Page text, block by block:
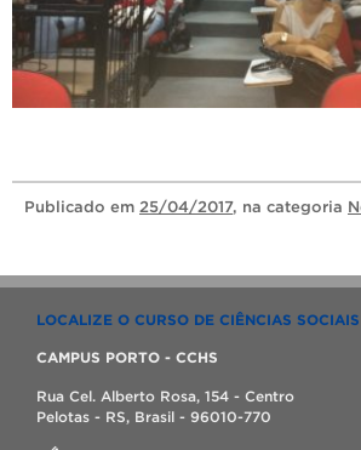
Publicado em 25/04/2017, na categoria
LOCALIZE O CURSO DE CIÊNCIAS SOCIAIS
CAMPUS PORTO - CCHS
Rua Cel. Alberto Rosa, 154 - Centro
Pelotas - RS, Brasil - 96010-770